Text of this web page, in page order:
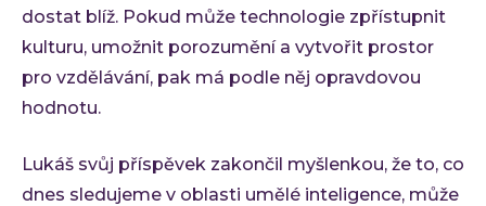
dostat blíž. Pokud může technologie zpřístupnit
kulturu, umožnit porozumění a vytvořit prostor
pro vzdělávání, pak má podle něj opravdovou
hodnotu.
Lukáš svůj příspěvek zakončil myšlenkou, že to, co
dnes sledujeme v oblasti umělé inteligence, může